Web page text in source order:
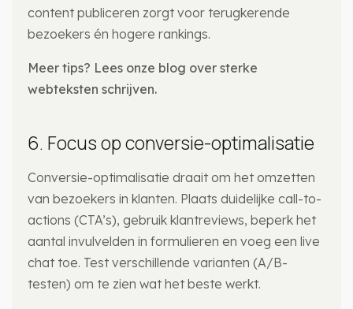
content publiceren zorgt voor terugkerende
bezoekers én hogere rankings.
Meer tips? Lees onze blog over sterke
webteksten schrijven.
6. Focus op conversie-optimalisatie
Conversie-optimalisatie draait om het omzetten
van bezoekers in klanten. Plaats duidelijke call-to-
actions (CTA’s), gebruik klantreviews, beperk het
aantal invulvelden in formulieren en voeg een live
chat toe. Test verschillende varianten (A/B-
testen) om te zien wat het beste werkt.